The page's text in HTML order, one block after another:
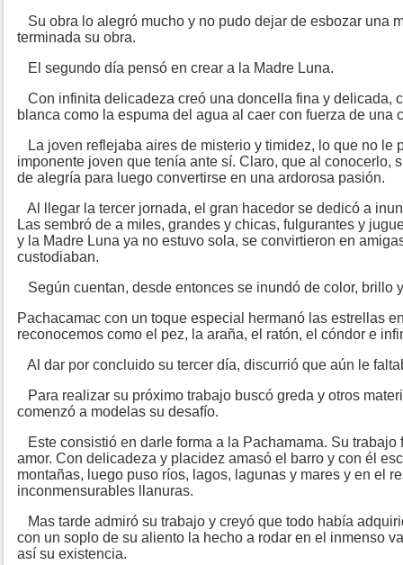
Su obra lo alegró mucho y no pudo dejar de esbozar una
terminada su obra.
El segundo día pensó en crear a la Madre Luna.
Con infinita delicadeza creó una doncella fina y delicada,
blanca como la espuma del agua al caer con fuerza de una
La joven reflejaba aires de misterio y timidez, lo que no le
imponente joven que tenía ante sí. Claro, que al conocerlo,
de alegría para luego convertirse en una ardorosa pasión.
Al llegar la tercer jornada, el gran hacedor se dedicó a
Las sembró de a miles, grandes y chicas, fulgurantes y
y la Madre Luna ya no estuvo sola, se convirtieron en
custodiaban.
Según cuentan, desde entonces se inundó de color, brillo
Pachacamac con un toque especial hermanó las estrellas
reconocemos como el pez, la araña, el ratón, el cóndor e
Al dar por concluido su tercer día, discurrió que aún le
Para realizar su próximo trabajo buscó greda y otros
comenzó a modelas su desafío.
Este consistió en darle forma a la Pachamama. Su trabajo
amor. Con delicadeza y placidez amasó el barro y con él
montañas, luego puso ríos, lagos, lagunas y mares y en el
inconmensurables llanuras.
Mas tarde admiró su trabajo y creyó que todo había
con un soplo de su aliento la hecho a rodar en el inmenso
así su existencia.